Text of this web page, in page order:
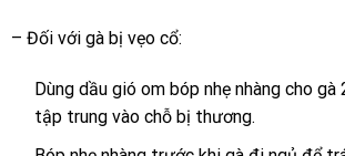
– Đối với gà bị vẹo cổ:
Dùng dầu gió om bóp nhẹ nhàng cho gà
tập trung vào chỗ bị thương.